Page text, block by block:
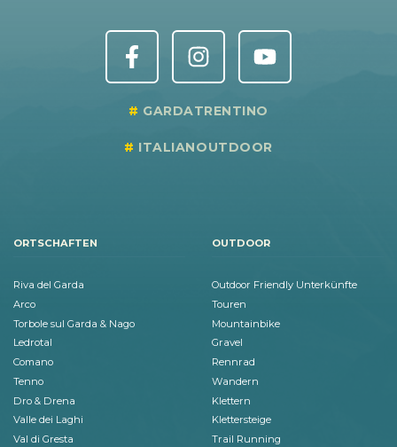
GARDATRENTINO
ITALIANOUTDOOR
ORTSCHAFTEN
Riva del Garda
Arco
Torbole sul Garda & Nago
Ledrotal
Comano
Tenno
Dro & Drena
Valle dei Laghi
Val di Gresta
OUTDOOR
Outdoor Friendly Unterkünfte
Touren
Mountainbike
Gravel
Rennrad
Wandern
Klettern
Klettersteige
Trail Running